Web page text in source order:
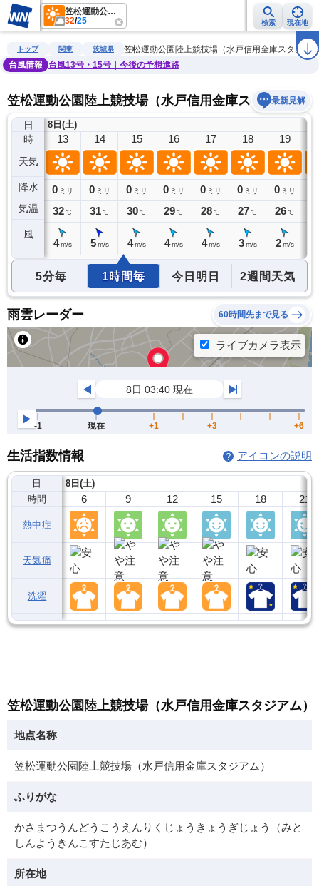
笠松運動公園陸上競技場（水戸信用金庫スタジアム）
32/25 検索 現在地
雨雲レーダー 台風情報 地震情報 警報・注意報 2週間天気 ラ
トップ 関東 茨城県
笠松運動公園陸上競技場（水戸信用金庫スタジア
台風情報
台風13号・15号｜今後の予想進路
笠松運動公園陸上競技場（水戸信用金庫スタジアム）
最新見解
日
時
天気
降水
気温
風
8日(土)
12
0ミリ
32℃
13
0 ミリ
32℃
4 m/s
14
0 ミリ
31℃
5 m/s
15
0 ミリ
30℃
4 m/s
16
0 ミリ
29℃
4 m/s
17
0 ミリ
28℃
4 m/s
18
0 ミリ
27℃
3 m/s
19
0 ミリ
26℃
2 m/s
5分毎 1時間毎 今日明日 2週間天気
雨雲レーダー 60時間先まで見る
生活指数情報 アイコンの説明
日
時間
熱中症
天気痛
洗濯
8日(土)
6 9 12 15 18 21
笠松運動公園陸上競技場（水戸信用金庫スタジアム）
地点名称
笠松運動公園陸上競技場（水戸信用金庫スタジアム）
ふりがな
かさまつうんどうこうえんりくじょうきょうぎじょう（みと
しんようきんこすたじあむ）
所在地